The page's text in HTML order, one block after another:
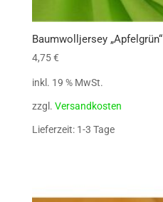
Baumwolljersey „Apfelgrün“
4,75€
inkl. 19 % MwSt.
zzgl. Versandkosten
Lieferzeit: 1-3 Tage